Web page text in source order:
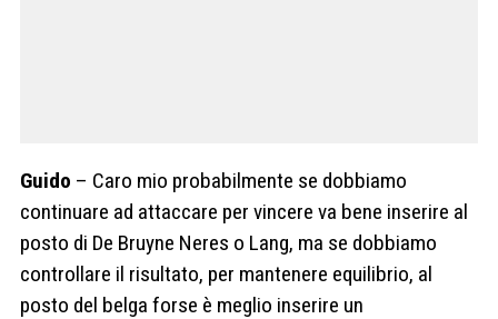
Guido – Caro mio probabilmente se dobbiamo
continuare ad attaccare per vincere va bene inserire al
posto di De Bruyne Neres o Lang, ma se dobbiamo
controllare il risultato, per mantenere equilibrio, al
posto del belga forse è meglio inserire un